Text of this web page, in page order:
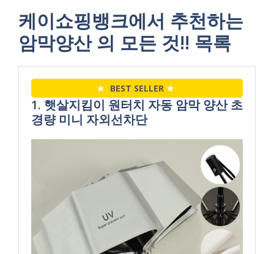
케이쇼핑뱅크에서 추천하는
암막양산 의 모든 것!! 목록
★ BEST SELLER ★
1. 햇살지킴이 원터치 자동 암막 양산 초
경량 미니 자외선차단